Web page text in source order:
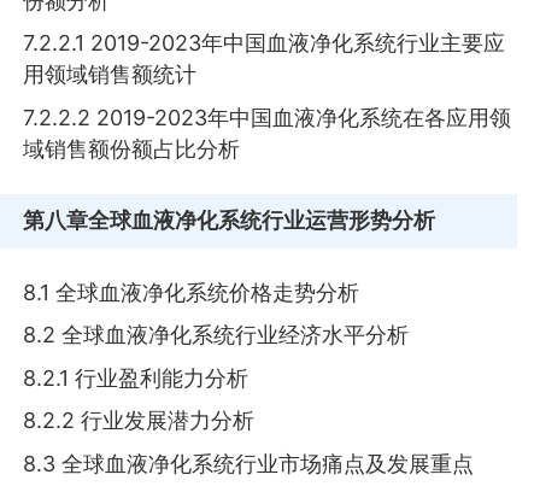
7.2.2.1 2019-2023年中国血液净化系统行业主要应
用领域销售额统计
7.2.2.2 2019-2023年中国血液净化系统在各应用领
域销售额份额占比分析
第八章全球血液净化系统行业运营形势分析
8.1 全球血液净化系统价格走势分析
8.2 全球血液净化系统行业经济水平分析
8.2.1 行业盈利能力分析
8.2.2 行业发展潜力分析
8.3 全球血液净化系统行业市场痛点及发展重点